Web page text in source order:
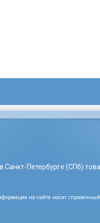
Санкт-Петербурге (СПб)
на сайте носит